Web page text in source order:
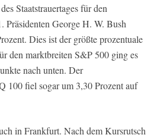
Staatstrauertages für den
Präsidenten George H. W. Bush
Dies ist der größte prozentuale
den marktbreiten S&P 500 ging es
nach unten. Der
100 fiel sogar um 3,30 Prozent auf
in Frankfurt. Nach dem Kursrutsch